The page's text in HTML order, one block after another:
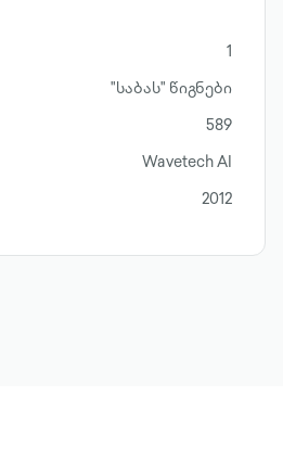
1
"საბას" წიგნები
589
Wavetech AI
2012